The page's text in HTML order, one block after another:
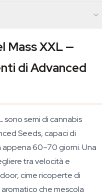
Mass XXL —
di Advanced
sono semi di cannabis
Seeds, capaci di
60–70 giorni. Una
tra velocità e
cime ricoperte di
che mescola